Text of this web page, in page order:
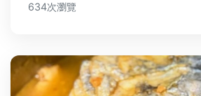
給你真實行程建議與Q&A解答！
634次瀏覽